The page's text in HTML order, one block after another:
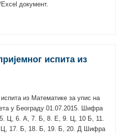
Excel документ.
испита из
из Математике за упис на
у Београду 01.07.2015. Шифра
Ц, 6. А, 7. Б, 8. Е, 9. Ц, 10 Б, 11.
17. Б, 18. Б, 19. Б, 20. Д Шифра